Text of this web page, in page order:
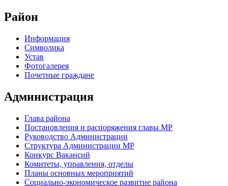
Район
Информация
Символика
Устав
Фотогалерея
Почетные граждане
Администрация
Глава района
Постановления и распоряжения главы МР
Руководство Администрации
Структура Администрации МР
Конкурс Вакансий
Комитеты, управления, отделы
Планы основных мероприятий
Социально-экономическое развитие района